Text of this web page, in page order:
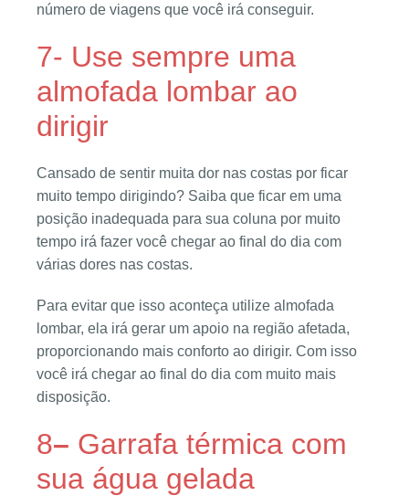
número de viagens que você irá conseguir.
7- Use sempre uma
almofada lombar ao
dirigir
Cansado de sentir muita dor nas costas por ficar
muito tempo dirigindo? Saiba que ficar em uma
posição inadequada para sua coluna por muito
tempo irá fazer você chegar ao final do dia com
várias dores nas costas.
Para evitar que isso aconteça utilize almofada
lombar, ela irá gerar um apoio na região afetada,
proporcionando mais conforto ao dirigir. Com isso
você irá chegar ao final do dia com muito mais
disposição.
8– Garrafa térmica com
sua água gelada